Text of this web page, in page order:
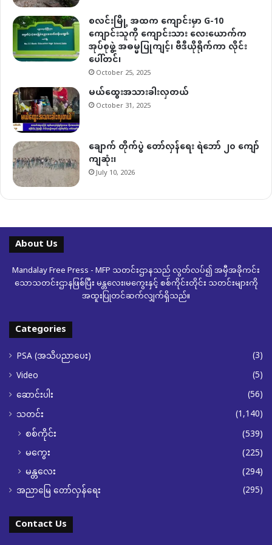
စလင်းမြို့ အထက ကျောင်းမှာ G-10
ကျောင်းသူကို ကျောင်းသား လေးယောက်က
အုပ်စုဖွဲ့ အဓမ္မပြုကျင့်၊ ဗီဒီယိုရိုက်ကာ လိုင်း
ပေါ်တင်၊
October 25, 2025
မယ်ထွေးအသားခါးလှတယ်
October 31, 2025
ချောက် တိုက်ပွဲ တော်လှန်ရေး ရဲဘော် ၂၀ ကျော်
ကျဆုံး၊
July 10, 2026
About Us
Mandalay Free Press - MFP သတင်းဌာနသည် လွတ်လပ်၍ အမှီအခိုကင်း
သောသတင်းဌာနဖြစ်ပြီး မန္တလေး၊မကွေးနှင့် စစ်ကိုင်းတိုင်း သတင်းများကို
အထူးပြုတင်ဆက်လျှက်ရှိသည်။
Categories
PSA (အသိပညာပေး)
(3)
Video
(5)
ဆောင်းပါး
(56)
သတင်း
(1,140)
စစ်ကိုင်း
(539)
မကွေး
(225)
မန္တလေး
(294)
အညာမြေ တော်လှန်ရေး (295)
Contact Us